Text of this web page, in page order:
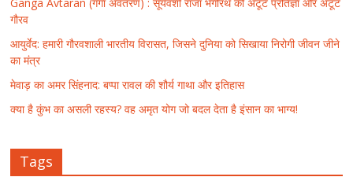
गौरव
आयुर्वेद: हमारी गौरवशाली भारतीय विरासत, जिसने दुनिया को सिखाया निरोगी जीवन जीने
का मंत्र
मेवाड़ का अमर सिंहनाद: बप्पा रावल की शौर्य गाथा और इतिहास
क्या है कुंभ का असली रहस्य? वह अमृत योग जो बदल देता है इंसान का भाग्य!
Tags